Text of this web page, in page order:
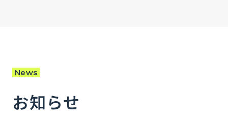
News
お知らせ